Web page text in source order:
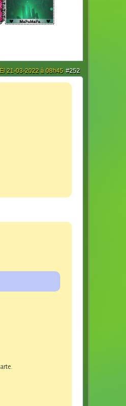
#252
El 21-03-2022 à 08h45